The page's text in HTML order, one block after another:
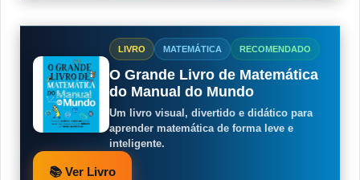
LIVRO MATEMÁTICA RECOMENDADO
O Grande Livro de Matemática
do Manual do Mundo
Um livro visual, divertido e didático para
aprender matemática de forma leve e
inteligente.
📚 Ver Livro